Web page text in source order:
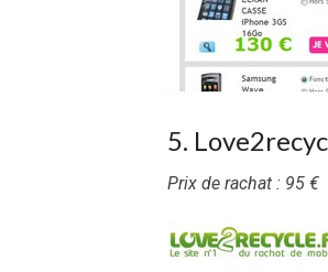
5.
Prix de rachat : 95 €